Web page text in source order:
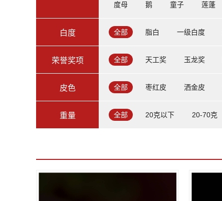
度母 鹅 童子 莲蓬
白度 全部 脂白 一级白度
荣誉奖项 全部 天工奖 玉龙奖
皮色 全部 枣红皮 洒金皮
重量 全部 20克以下 20-70克